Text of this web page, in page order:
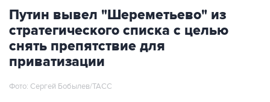
Путин вывел "Шереметьево" из
стратегического списка с целью
снять препятствие для
приватизации
Фото: Сергей Бобылев/ТАСС